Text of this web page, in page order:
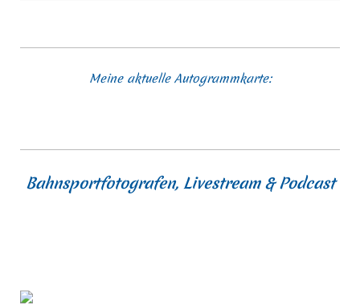
Meine aktuelle Autogrammkarte:
Bahnsportfotografen, Livestream & Podcast